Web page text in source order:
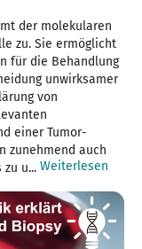
der molekularen
zu. Sie ermöglicht
für die Behandlung
unwirksamer
von
einer Tumor-
zunehmend auch
u... Weiterlesen